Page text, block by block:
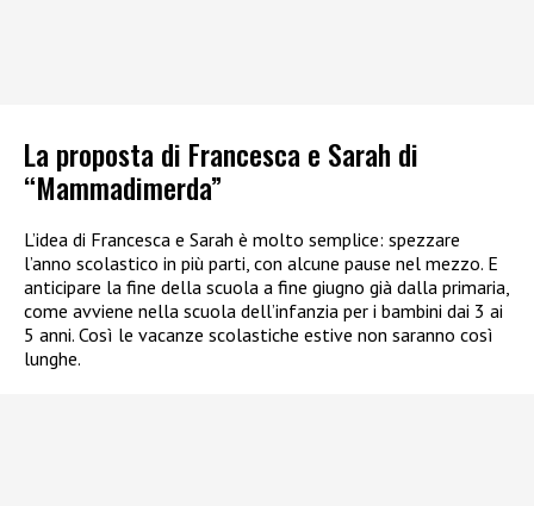
La proposta di Francesca e Sarah di
“Mammadimerda”
L’idea di Francesca e Sarah è molto semplice: spezzare
l’anno scolastico in più parti, con alcune pause nel mezzo. E
anticipare la fine della scuola a fine giugno già dalla primaria,
come avviene nella scuola dell’infanzia per i bambini dai 3 ai
5 anni. Così le vacanze scolastiche estive non saranno così
lunghe.